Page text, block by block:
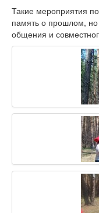
Такие мероприятия
память о прошлом,
общения и